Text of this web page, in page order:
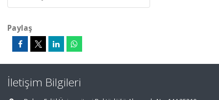
Paylaş
İletişim Bilgileri